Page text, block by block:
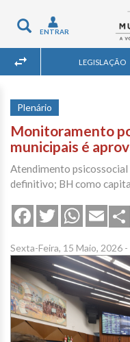
Toggle
navigation
ENTRAR
LEGISLAÇÃO
Plenário
Monitoramento
municipais é
Atendimento psicossocial
definitivo; BH como
FacebookTwitterWhatsApp
Email
Sexta-Feira, 15 Maio, 2026